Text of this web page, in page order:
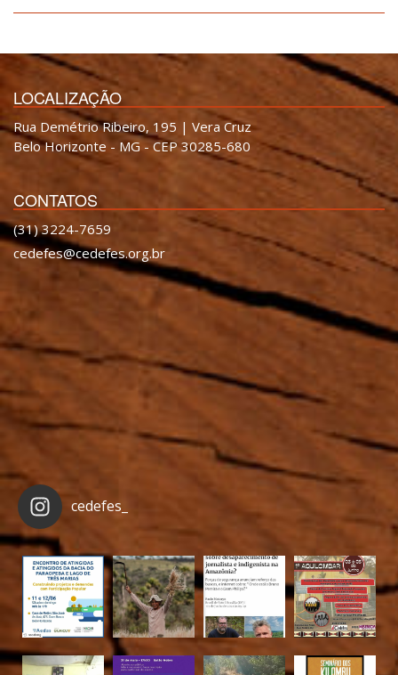
LOCALIZAÇÃO
Rua Demétrio Ribeiro, 195 | Vera Cruz
Belo Horizonte - MG - CEP 30285-680
CONTATOS
(31) 3224-7659
cedefes@cedefes.org.br
cedefes_